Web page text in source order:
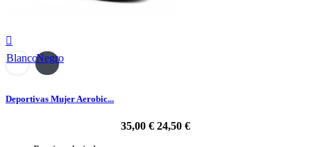

BlancoNegro
Deportivas Mujer Aerobic...
35,00 € 24,50 €